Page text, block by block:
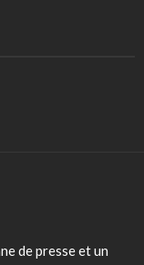
de presse et un